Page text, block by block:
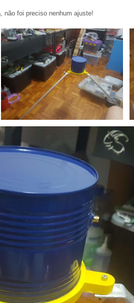
não foi preciso nenhum ajuste!